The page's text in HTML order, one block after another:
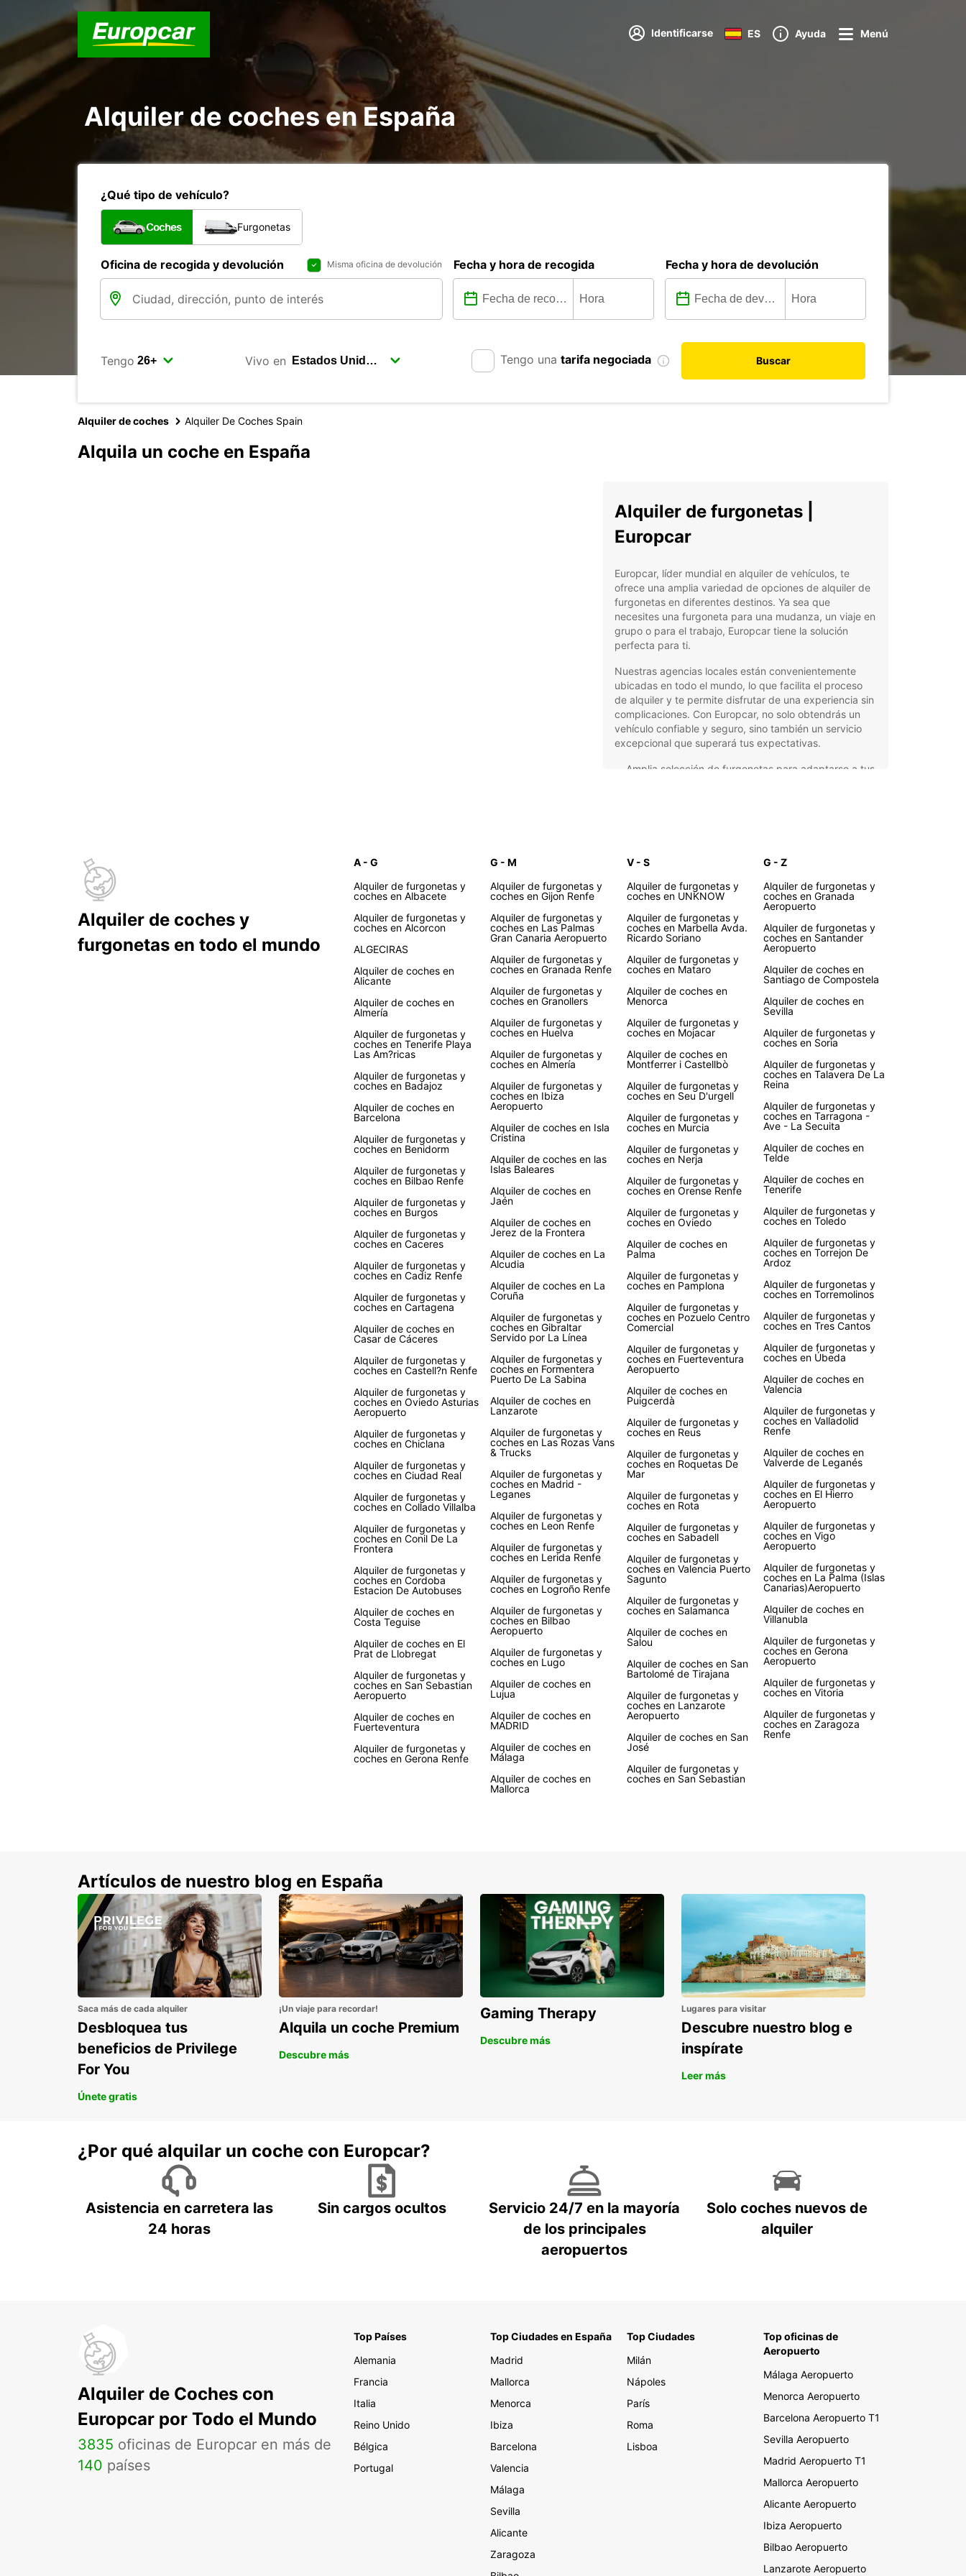
Identificarse ES Ayuda Menú
Alquiler de coches en España
¿Qué tipo de vehículo?
Coches Furgonetas
Oficina de recogida y devolución Misma oficina de devolución Fecha y hora de recogida Fecha y hora de devolución
Tengo Vivo en Tengo una tarifa negociada Buscar
Alquiler de coches Alquiler De Coches Spain
Alquila un coche en España
Alquiler de furgonetas |
Europcar
Europcar, líder mundial en alquiler de vehículos, te
ofrece una amplia variedad de opciones de alquiler de
furgonetas en diferentes destinos. Ya sea que
necesites una furgoneta para una mudanza, un viaje en
grupo o para el trabajo, Europcar tiene la solución
perfecta para ti.
Nuestras agencias locales están convenientemente
ubicadas en todo el mundo, lo que facilita el proceso
de alquiler y te permite disfrutar de una experiencia sin
complicaciones. Con Europcar, no solo obtendrás un
vehículo confiable y seguro, sino también un servicio
excepcional que superará tus expectativas.
Amplia selección de furgonetas para adaptarse a tus
Precios competitivos y ofertas especiales
No importa si eres un particular que necesita una
furgoneta para una mudanza o un profesional que
busca un vehículo para su negocio, Europcar tiene la
solución perfecta para ti. Reserva tu furgoneta con
Europcar y descubre por qué somos la elección
preferida de tantos clientes en todo el mundo.
Alquiler de coches y
furgonetas en todo el mundo
A - G
Alquiler de furgonetas y
coches en Albacete
Alquiler de furgonetas y
coches en Alcorcon
ALGECIRAS
Alquiler de coches en
Alicante
Alquiler de coches en
Almería
Alquiler de furgonetas y
coches en Tenerife Playa
Las Am?ricas
Alquiler de furgonetas y
coches en Badajoz
Alquiler de coches en
Barcelona
Alquiler de furgonetas y
coches en Benidorm
Alquiler de furgonetas y
coches en Bilbao Renfe
Alquiler de furgonetas y
coches en Burgos
Alquiler de furgonetas y
coches en Caceres
Alquiler de furgonetas y
coches en Cadiz Renfe
Alquiler de furgonetas y
coches en Cartagena
Alquiler de coches en
Casar de Cáceres
Alquiler de furgonetas y
coches en Castell?n Renfe
Alquiler de furgonetas y
coches en Oviedo Asturias
Aeropuerto
Alquiler de furgonetas y
coches en Chiclana
Alquiler de furgonetas y
coches en Ciudad Real
Alquiler de furgonetas y
coches en Collado Villalba
Alquiler de furgonetas y
coches en Conil De La
Frontera
Alquiler de furgonetas y
coches en Cordoba
Estacion De Autobuses
Alquiler de coches en
Costa Teguise
Alquiler de coches en El
Prat de Llobregat
Alquiler de furgonetas y
coches en San Sebastian
Aeropuerto
Alquiler de coches en
Fuerteventura
Alquiler de furgonetas y
coches en Gerona Renfe
G - M
Alquiler de furgonetas y
coches en Gijon Renfe
Alquiler de furgonetas y
coches en Las Palmas
Gran Canaria Aeropuerto
Alquiler de furgonetas y
coches en Granada Renfe
Alquiler de furgonetas y
coches en Granollers
Alquiler de furgonetas y
coches en Huelva
Alquiler de furgonetas y
coches en Almería
Alquiler de furgonetas y
coches en Ibiza
Aeropuerto
Alquiler de coches en Isla
Cristina
Alquiler de coches en las
Islas Baleares
Alquiler de coches en
Jaén
Alquiler de coches en
Jerez de la Frontera
Alquiler de coches en La
Alcudia
Alquiler de coches en La
Coruña
Alquiler de furgonetas y
coches en Gibraltar
Servido por La Línea
Alquiler de furgonetas y
coches en Formentera
Puerto De La Sabina
Alquiler de coches en
Lanzarote
Alquiler de furgonetas y
coches en Las Rozas Vans
& Trucks
Alquiler de furgonetas y
coches en Madrid -
Leganes
Alquiler de furgonetas y
coches en Leon Renfe
Alquiler de furgonetas y
coches en Lerida Renfe
Alquiler de furgonetas y
coches en Logroño Renfe
Alquiler de furgonetas y
coches en Bilbao
Aeropuerto
Alquiler de furgonetas y
coches en Lugo
Alquiler de coches en
Lujua
Alquiler de coches en
MADRID
Alquiler de coches en
Málaga
Alquiler de coches en
Mallorca
V - S
Alquiler de furgonetas y
coches en UNKNOW
Alquiler de furgonetas y
coches en Marbella Avda.
Ricardo Soriano
Alquiler de furgonetas y
coches en Mataro
Alquiler de coches en
Menorca
Alquiler de furgonetas y
coches en Mojacar
Alquiler de coches en
Montferrer i Castellbò
Alquiler de furgonetas y
coches en Seu D'urgell
Alquiler de furgonetas y
coches en Murcia
Alquiler de furgonetas y
coches en Nerja
Alquiler de furgonetas y
coches en Orense Renfe
Alquiler de furgonetas y
coches en Oviedo
Alquiler de coches en
Palma
Alquiler de furgonetas y
coches en Pamplona
Alquiler de furgonetas y
coches en Pozuelo Centro
Comercial
Alquiler de furgonetas y
coches en Fuerteventura
Aeropuerto
Alquiler de coches en
Puigcerdà
Alquiler de furgonetas y
coches en Reus
Alquiler de furgonetas y
coches en Roquetas De
Mar
Alquiler de furgonetas y
coches en Rota
Alquiler de furgonetas y
coches en Sabadell
Alquiler de furgonetas y
coches en Valencia Puerto
Sagunto
Alquiler de furgonetas y
coches en Salamanca
Alquiler de coches en
Salou
Alquiler de coches en San
Bartolomé de Tirajana
Alquiler de furgonetas y
coches en Lanzarote
Aeropuerto
Alquiler de coches en San
José
Alquiler de furgonetas y
coches en San Sebastian
G - Z
Alquiler de furgonetas y
coches en Granada
Aeropuerto
Alquiler de furgonetas y
coches en Santander
Aeropuerto
Alquiler de coches en
Santiago de Compostela
Alquiler de coches en
Sevilla
Alquiler de furgonetas y
coches en Soria
Alquiler de furgonetas y
coches en Talavera De La
Reina
Alquiler de furgonetas y
coches en Tarragona -
Ave - La Secuita
Alquiler de coches en
Telde
Alquiler de coches en
Tenerife
Alquiler de furgonetas y
coches en Toledo
Alquiler de furgonetas y
coches en Torrejon De
Ardoz
Alquiler de furgonetas y
coches en Torremolinos
Alquiler de furgonetas y
coches en Tres Cantos
Alquiler de furgonetas y
coches en Úbeda
Alquiler de coches en
Valencia
Alquiler de furgonetas y
coches en Valladolid
Renfe
Alquiler de coches en
Valverde de Leganés
Alquiler de furgonetas y
coches en El Hierro
Aeropuerto
Alquiler de furgonetas y
coches en Vigo
Aeropuerto
Alquiler de furgonetas y
coches en La Palma (Islas
Canarias)Aeropuerto
Alquiler de coches en
Villanubla
Alquiler de furgonetas y
coches en Gerona
Aeropuerto
Alquiler de furgonetas y
coches en Vitoria
Alquiler de furgonetas y
coches en Zaragoza
Renfe
Artículos de nuestro blog en España
Saca más de cada alquiler
Desbloquea tus
beneficios de Privilege
For You
Únete gratis
¡Un viaje para recordar!
Alquila un coche Premium
Descubre más
Gaming Therapy
Descubre más
Lugares para visitar
Descubre nuestro blog e
inspírate
Leer más
¿Por qué alquilar un coche con Europcar?
Asistencia en carretera las
24 horas
Sin cargos ocultos
Servicio 24/7 en la mayoría
de los principales
aeropuertos
Solo coches nuevos de
alquiler
Alquiler de Coches con
Europcar por Todo el Mundo
3835 oficinas de Europcar en más de
140 países
Top Países
Alemania
Francia
Italia
Reino Unido
Bélgica
Portugal
Top Ciudades en España
Madrid
Mallorca
Menorca
Ibiza
Barcelona
Valencia
Málaga
Sevilla
Alicante
Zaragoza
Top Ciudades
Milán
Nápoles
París
Roma
Lisboa
Top oficinas de
Aeropuerto
Málaga Aeropuerto
Menorca Aeropuerto
Barcelona Aeropuerto T1
Sevilla Aeropuerto
Madrid Aeropuerto T1
Mallorca Aeropuerto
Alicante Aeropuerto
Ibiza Aeropuerto
Bilbao Aeropuerto
Lanzarote Aeropuerto